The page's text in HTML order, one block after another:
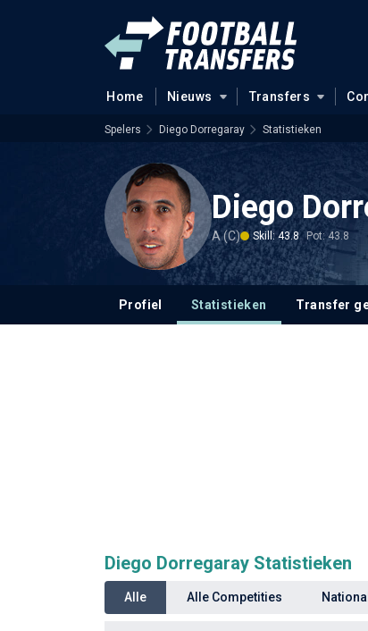
Home Nieuws Transfers
Spelers Diego Dorregaray Statistieken
Diego
A (C) Skill: 43.8 Pot: 43.8
Profiel Statistieken Transfer
Diego Dorregaray Statistieken
Alle Alle Competities